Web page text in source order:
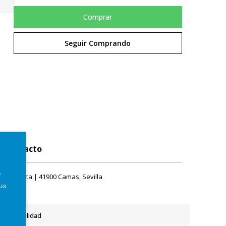
Comprar
Seguir Comprando
Contacto
Plata | 41900 Camas, Sevilla
Accesibilidad